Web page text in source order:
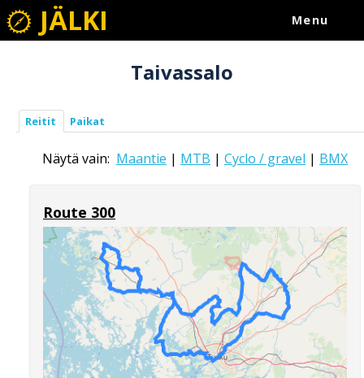
JÄLKI Menu
Taivassalo
Reitit Paikat
Näytä vain: Maantie | MTB | Cyclo / gravel | BMX
Route 300